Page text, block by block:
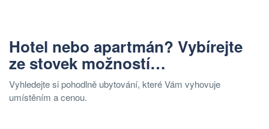
Hotel nebo apartmán? Vybírejte
ze stovek možností…
Vyhledejte si pohodlně ubytování, které Vám vyhovuje
umístěním a cenou.